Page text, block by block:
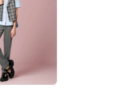
блузкой с бантом
школьными брюками